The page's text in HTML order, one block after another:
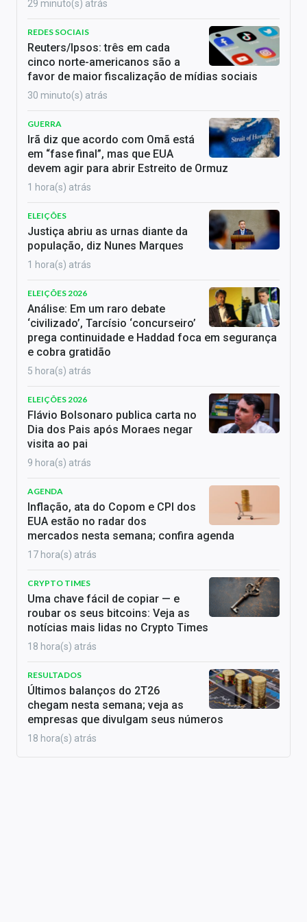
29 minuto(s) atrás
REDES SOCIAIS
Reuters/Ipsos: três em cada
cinco norte-americanos são a
favor de maior fiscalização de mídias sociais
30 minuto(s) atrás
GUERRA
Irã diz que acordo com Omã está
em “fase final”, mas que EUA
devem agir para abrir Estreito de Ormuz
1 hora(s) atrás
ELEIÇÕES
Justiça abriu as urnas diante da
população, diz Nunes Marques
1 hora(s) atrás
ELEIÇÕES 2026
Análise: Em um raro debate
‘civilizado’, Tarcísio ‘concurseiro’
prega continuidade e Haddad foca em segurança
e cobra gratidão
5 hora(s) atrás
ELEIÇÕES 2026
Flávio Bolsonaro publica carta no
Dia dos Pais após Moraes negar
visita ao pai
9 hora(s) atrás
AGENDA
Inflação, ata do Copom e CPI dos
EUA estão no radar dos
mercados nesta semana; confira agenda
17 hora(s) atrás
CRYPTO TIMES
Uma chave fácil de copiar — e
roubar os seus bitcoins: Veja as
notícias mais lidas no Crypto Times
18 hora(s) atrás
RESULTADOS
Últimos balanços do 2T26
chegam nesta semana; veja as
empresas que divulgam seus números
18 hora(s) atrás